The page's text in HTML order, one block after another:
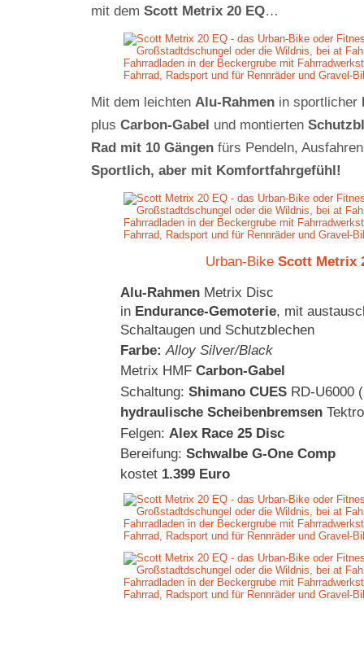
mit dem Scott Metrix 20 EQ…
Mit dem leichten Alu-Rahmen in sportlicher
plus Carbon-Gabel und montierten
Rad mit 10 Gängen fürs Pendeln,
Sportlich, aber mit Komfortfahrgefühl!
Urban-Bike Scott Metrix
Alu-Rahmen Metrix Disc
in Endurance-Gemoterie, mit
Schaltaugen und Schutzblechen
Farbe: Alloy Silver/Black
Metrix HMF Carbon-Gabel
Schaltung: Shimano CUES RD-U6000
hydraulische Scheibenbremsen
Felgen: Alex Race 25 Disc
Bereifung: Schwalbe G-One Comp
kostet 1.399 Euro